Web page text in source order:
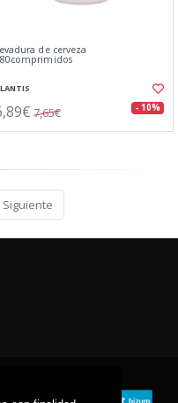
de cerveza
7,65€ - 10%
Siguiente